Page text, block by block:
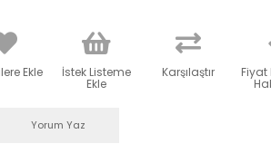
Ekle İstek Listeme
Ekle
Karşılaştır Fiyat
Yorum Yaz